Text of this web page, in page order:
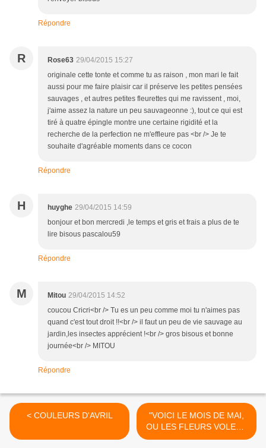
Répondre
R Rose63 29/04/2015 15:27
originale cette tonte et comme tu as raison , mon mari le fait
aussi pour me faire plaisir car il préserve les petites pensées
sauvages , et autres petites fleurettes qui me ravissent , moi,
j'aime assez la nature un peu sauvageonne :), tout ce qui est
tiré à quatre épingle montre une certaine rigidité et la
recherche de la perfection ne m'effleure pas <br /> Je te
souhaite d'agréable moments dans ce cocon
Répondre
H huyghe 29/04/2015 14:59
bonjour et bon mercredi ,le temps et gris et frais a plus de te
lire bisous pascalou59
Répondre
M Mitou 29/04/2015 14:52
coucou Cricri<br /> Tu es un peu comme moi tu n'aimes pas
quand c'est tout droit !!<br /> il faut un peu de vie sauvage au
jardin,les insectes apprécient !<br /> gros bisous et bonne
journée<br /> MITOU
Répondre
< COULEURS D'AVRIL
"VOICI LE MOIS DE MAI,
OU LES FLEURS VOLENT
AU VENT..." >